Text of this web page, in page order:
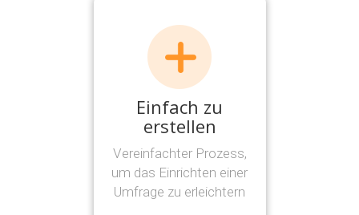
Einfach zu
erstellen
Vereinfachter Prozess,
um das Einrichten einer
Umfrage zu erleichtern